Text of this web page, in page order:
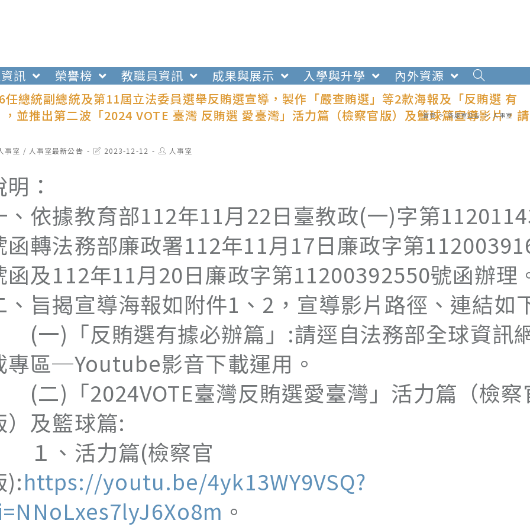
訊 榮譽榜 教職員資訊 成果與展示 入學與升學
內外資源
任總統副總統及第11屆立法委員選舉反賄選宣導，製作「嚴查賄選」等2款海報及「反賄選 有
並推出第二波「2024 VOTE 臺灣 反賄選 愛臺灣」活力篇（檢察官版）及籃球篇宣導影片，請
首頁 > 各處室公告 > 人事室
事室 / 人事室最新公告
Post2023-12-12
Post人事室
：
、依據教育部112年11月22日臺教政(一)字第
函轉法務部廉政署112年11月17日廉政字第
函及112年11月20日廉政字第11200392550號函辦理
、旨揭宣導海報如附件1、2，宣導影片路徑、連結如
)「反賄選有據必辦篇」:請逕自法務部全球資訊
專區─Youtube影音下載運用。
)「2024VOTE臺灣反賄選愛臺灣」活力篇（檢察
）及籃球篇:
、活力篇(檢察官
):https://youtu.be/4yk13WY9VSQ?
。